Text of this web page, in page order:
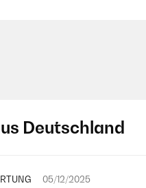
Deutschland
05/12/2025